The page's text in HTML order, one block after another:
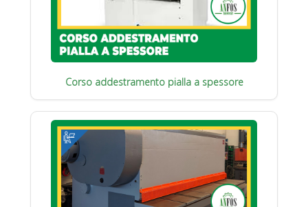
Corso addestramento pialla a spessore